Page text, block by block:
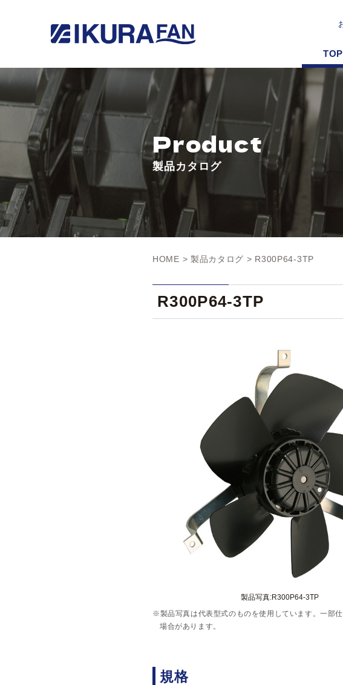
TOP
Product
製品カタログ
HOME > 製品カタログ > R300P64-3TP
R300P64-3TP
製品写真:R300P64-3TP
※製品写真は代表型式のものを使用しています。一部
場合があります。
規格